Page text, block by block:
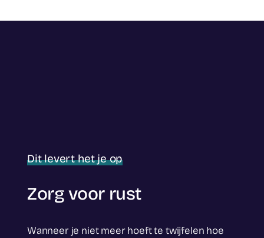
Dit levert het je op
Zorg voor rust
Wanneer je niet meer hoeft te twijfelen hoe